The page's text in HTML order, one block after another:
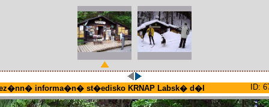
ID:
informa�n� st�edisko KRNAP Labsk� d�l